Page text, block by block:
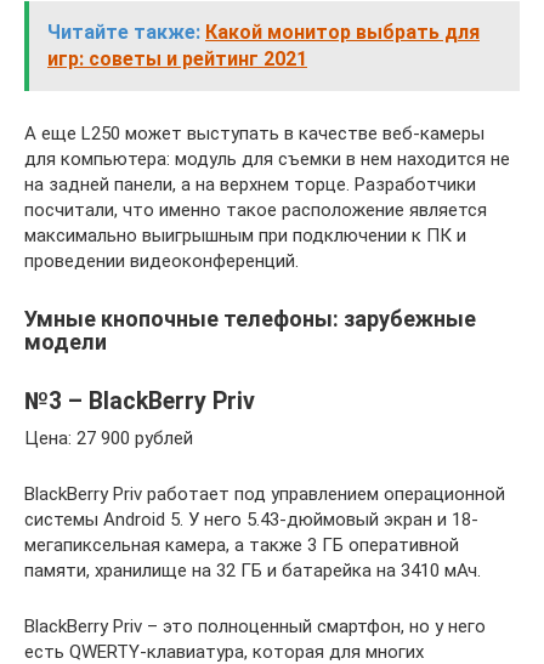
Читайте также: Какой монитор выбрать для
игр: советы и рейтинг 2021
А еще L250 может выступать в качестве веб-камеры
для компьютера: модуль для съемки в нем находится не
на задней панели, а на верхнем торце. Разработчики
посчитали, что именно такое расположение является
максимально выигрышным при подключении к ПК и
проведении видеоконференций.
Умные кнопочные телефоны: зарубежные
модели
№3 – BlackBerry Priv
Цена: 27 900 рублей
BlackBerry Priv работает под управлением операционной
системы Android 5. У него 5.43-дюймовый экран и 18-
мегапиксельная камера, а также 3 ГБ оперативной
памяти, хранилище на 32 ГБ и батарейка на 3410 мАч.
BlackBerry Priv – это полноценный смартфон, но у него
есть QWERTY-клавиатура, которая для многих